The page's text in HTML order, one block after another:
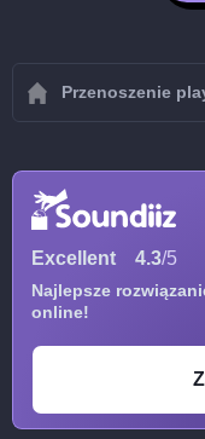
Przenoszenie
Excellent 4.3/5
Najlepsze
online!